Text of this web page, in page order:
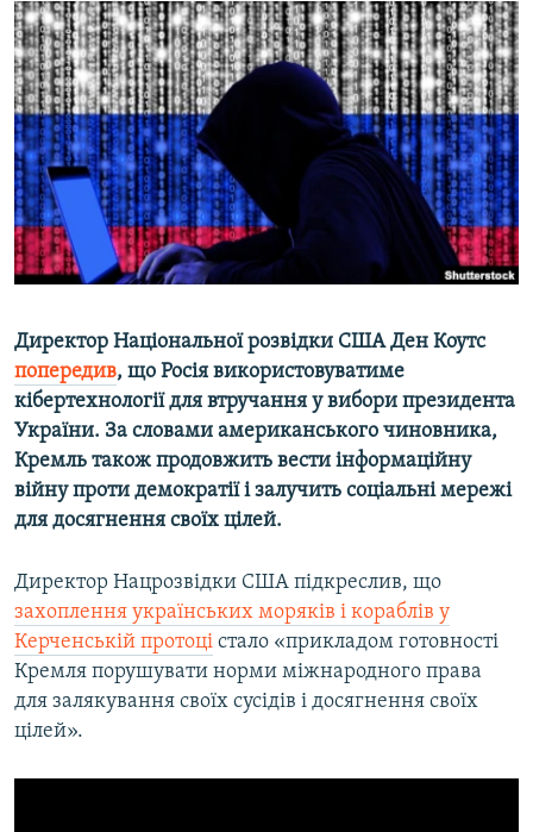
ВСЕ ЗА ДЕНЬ
СПЕЦПРОЕКТИ
ДЕПОРТАЦІЯ
ВІДЕОУРОКИ «ELIFBE»
СВІДЧЕННЯ ОКУПАЦІЇ
УКРАЇНСЬКА ПРОБЛЕМА КРИМУ
ІНФОГРАФІКА
ЯК ОБІЙТИ БЛОКУВАННЯ
Русский
Qırımtatar
ДОЛУЧАЙСЯ!
Усі сайти RFE/RL
Директор Національної розвідки США Ден Коутс
попередив, що Росія використовуватиме
кібертехнології для втручання у вибори президента
України. За словами американського чиновника,
Кремль також продовжить вести інформаційну
війну проти демократії і залучить соціальні мережі
для досягнення своїх цілей.
Директор Нацрозвідки США підкреслив, що
захоплення українських моряків і кораблів у
Керченській протоці стало «прикладом готовності
Кремля порушувати норми міжнародного права
для залякування своїх сусідів і досягнення своїх
цілей».